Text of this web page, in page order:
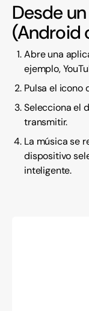
Desde
(Android
Abre una
ejemplo,
Pulsa el icono
Selecciona el
transmitir.
La música se
dispositivo
inteligente.